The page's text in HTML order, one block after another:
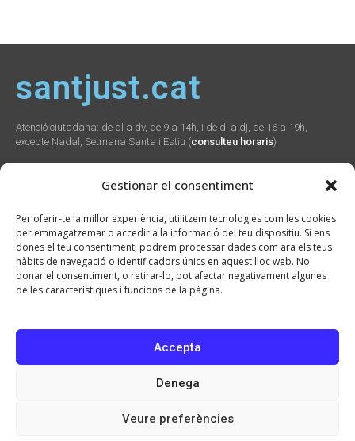
Gestionar el consentiment
Per oferir-te la millor experiència, utilitzem tecnologies com les cookies
per emmagatzemar o accedir a la informació del teu dispositiu. Si ens
dones el teu consentiment, podrem processar dades com ara els teus
hàbits de navegació o identificadors únics en aquest lloc web. No
donar el consentiment, o retirar-lo, pot afectar negativament algunes
de les característiques i funcions de la pàgina.
Accepta
Denega
Veure preferències
santjust.cat
Atenció ciutadana: de dl a dv, de 9 a 14h, i de dl a dj, de 16 a 19h,
excepte Nadal, Setmana Santa i Estiu (consulteu horaris)
Social
Webs
municipals
Promunsa
Promoció Econòmica
seu.cat
Contacte
Plaça Verdaguer, 2
Sant Just Desvern,
08960
934 804 800
Avís Legal